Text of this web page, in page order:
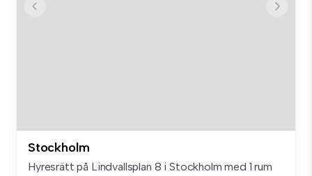
Stockholm
Hyresrätt på Lindvallsplan 8 i Stockholm med 1 rum